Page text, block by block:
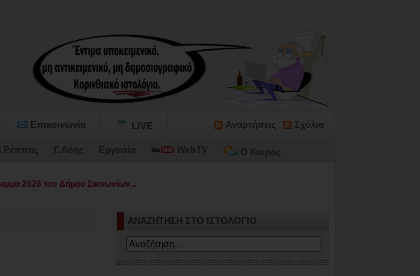
Επικοινωνία LIVE Αναρτήσεις Σχόλια
Γ.Λόης Εργασία WebTV Ο Καιρός
2026 του Δήμου Σικυωνίων...
ΑΝΑΖΗΤΗΣΗ ΣΤΟ ΙΣΤΟΛΟΓΙΟ